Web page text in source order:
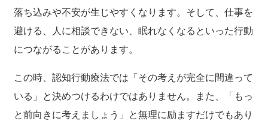
落ち込みや不安が生じやすくなります。そして、仕事を
避ける、人に相談できない、眠れなくなるといった行動
につながることがあります。
この時、認知行動療法では「その考えが完全に間違って
いる」と決めつけるわけではありません。また、「もっ
と前向きに考えましょう」と無理に励ますだけでもあり